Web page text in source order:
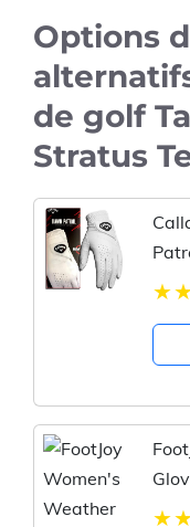
Options
de golf
Stratus